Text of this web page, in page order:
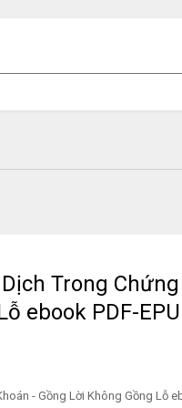
Trong
ebook PDF-
- Gồng Lời Không Gồng Lỗ